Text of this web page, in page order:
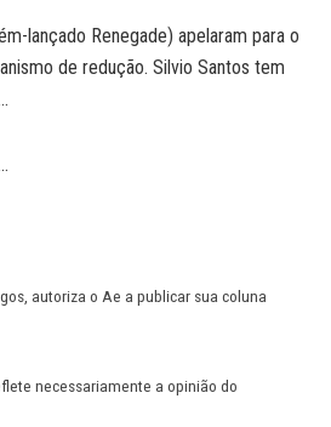
lançado Renegade) apelaram para o
de redução. Silvio Santos tem
autoriza o Ae a publicar sua coluna
necessariamente a opinião do